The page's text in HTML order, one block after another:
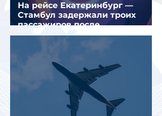
На рейсе Екатеринбург —
Стамбул задержали троих
пассажиров после
предполагаемой серии краж